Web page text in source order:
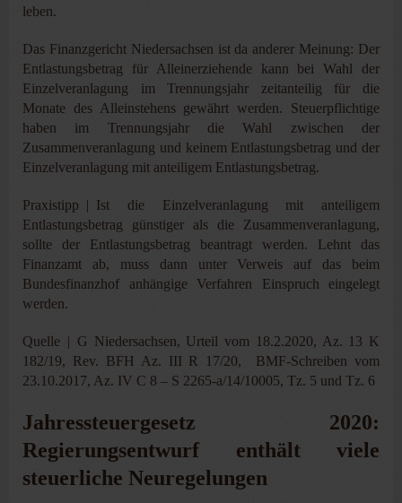
leben.
Das Finanzgericht Niedersachsen ist da anderer Meinung: Der
Entlastungsbetrag für Alleinerziehende kann bei Wahl der
Einzelveranlagung im Trennungsjahr zeitanteilig für die
Monate des Alleinstehens gewährt werden. Steuerpflichtige
haben im Trennungsjahr die Wahl zwischen der
Zusammenveranlagung und keinem Entlastungsbetrag und der
Einzelveranlagung mit anteiligem Entlastungsbetrag.
Praxistipp | Ist die Einzelveranlagung mit anteiligem
Entlastungsbetrag günstiger als die Zusammenveranlagung,
sollte der Entlastungsbetrag beantragt werden. Lehnt das
Finanzamt ab, muss dann unter Verweis auf das beim
Bundesfinanzhof anhängige Verfahren Einspruch eingelegt
werden.
Quelle | G Niedersachsen, Urteil vom 18.2.2020, Az. 13 K
182/19, Rev. BFH Az. III R 17/20, BMF-Schreiben vom
23.10.2017, Az. IV C 8 – S 2265-a/14/10005, Tz. 5 und Tz. 6
Jahressteuergesetz 2020:
Regierungsentwurf enthält viele
steuerliche Neuregelungen